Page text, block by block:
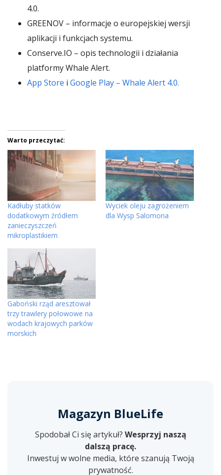
4.0.
GREENOV – informacje o europejskiej wersji
aplikacji i funkcjach systemu.
Conserve.IO – opis technologii i działania
platformy Whale Alert.
App Store i Google Play – Whale Alert 4.0.
Warto przeczytać:
Kadłuby statków
dodatkowym źródłem
zanieczyszczeń
mikroplastikiem
Wyciek oleju zagrożeniem
dla Wysp Salomona
Gaboński rząd aresztował
trzy trawlery połowowe na
wodach krajowych parków
morskich
Magazyn BlueLife
Spodobał Ci się artykuł? Wesprzyj naszą
dalszą pracę.
Inwestuj w wolne media, które szanują Twoją
prywatność.